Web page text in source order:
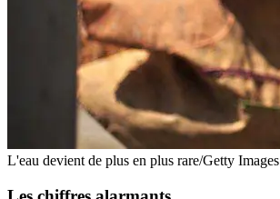
L'eau devient de plus en plus rare/Getty Images